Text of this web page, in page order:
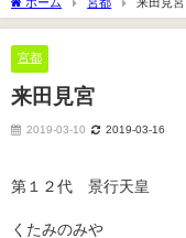
宮都
来田見宮
2019-03-10 2019-03-16
第１２代 景行天皇
くたみのみや